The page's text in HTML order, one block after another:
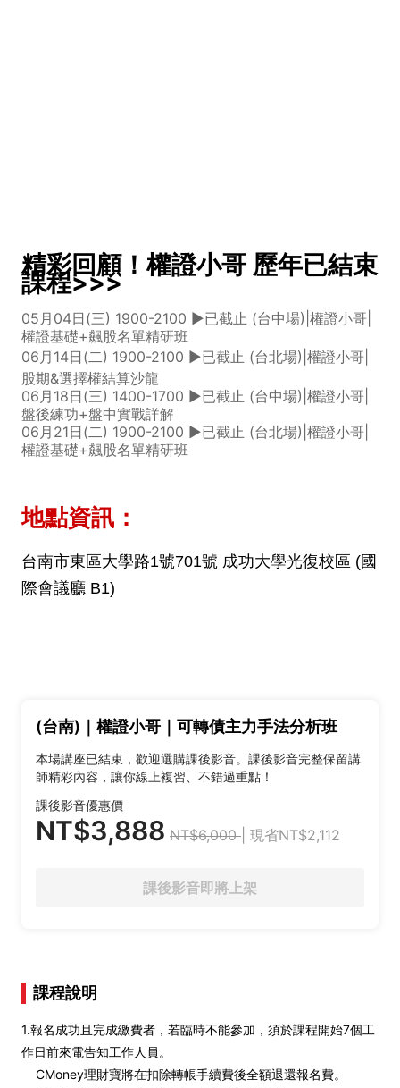
精彩回顧！權證小哥 歷年已結束
課程>>>
05月04日(三) 1900-2100 ►已截止 (台中場)|權證小哥|
權證基礎+飆股名單精研班
06月14日(二) 1900-2100 ►已截止 (台北場)|權證小哥|
股期&選擇權結算沙龍
06月18日(三) 1400-1700 ►已截止 (台中場)|權證小哥|
盤後練功+盤中實戰詳解
06月21日(二) 1900-2100 ►已截止 (台北場)|權證小哥|
權證基礎+飆股名單精研班
地點資訊：
台南市東區大學路1號701號 成功大學光復校區 (國
際會議廳 B1)
(台南)｜權證小哥｜可轉債主力手法分析班
本場講座已結束，歡迎選購課後影音。課後影音完整保留講
師精彩內容，讓你線上複習、不錯過重點！
課後影音優惠價
NT$3,888 NT$6,000 | 現省NT$2,112
課後影音即將上架
課程說明
1.報名成功且完成繳費者，若臨時不能參加，須於課程開始7個工
作日前來電告知工作人員。
CMoney理財寶將在扣除轉帳手續費後全額退還報名費。